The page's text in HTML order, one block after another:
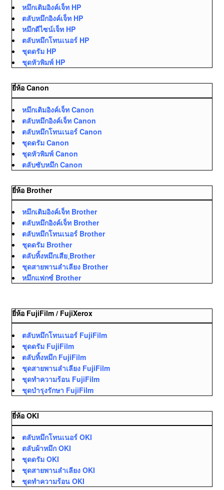
หมึกเติมอิงค์เจ็ท HP
ตลับหมึกอิงค์เจ็ท HP
หมึกดีไซน์เจ็ท HP
ตลับหมึกโทนเนอร์ HP
ชุดดรัม HP
ชุดหัวพิมพ์ HP
ยี่ห้อ Canon
หมึกเติมอิงค์เจ็ท Canon
ตลับหมึกอิงค์เจ็ท Canon
ตลับหมึกโทนเนอร์ Canon
ชุดดรัม Canon
ชุดหัวพิมพ์ Canon
ตลับซับหมึก Canon
ยี่ห้อ Brother
หมึกเติมอิงค์เจ็ท Brother
ตลับหมึกอิงค์เจ็ท Brother
ตลับหมึกโทนเนอร์ Brother
ชุดดรัม Brother
ตลับทิ้งหมึกเสีย ฺBrother
ชุดสายพานลำเลียง Brother
หมึกแฟกซ์ Brother
ยี่ห้อ FujiFilm / FujiXerox
ตลับหมึกโทนเนอร์ FujiFilm
ชุดดรัม FujiFilm
ตลับทิ้งหมึก FujiFilm
ชุดสายพานลำเลียง FujiFilm
ชุดทำความร้อน FujiFilm
ชุดบำรุงรักษา FujiFilm
ยี่ห้อ OKI
ตลับหมึกโทนเนอร์ OKI
ตลับผ้าหมึก OKI
ชุดดรัม OKI
ชุดสายพานลำเลียง OKI
ชุดทำความร้อน OKI